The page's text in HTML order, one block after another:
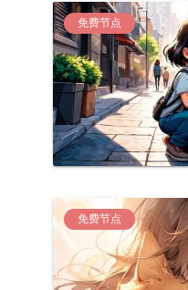
免费节点
免费节点